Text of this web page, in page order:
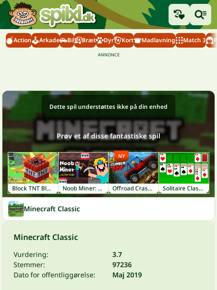
Action Arkade Bil Bræt Dyr Kort Madlavning Match 3
Dette spil understøttes ikke på din enhed
Prøv et af disse fantastiske spil
Block TNT Blast Noob Miner: Escape from Prison Offroad Crash Climber 4X4
NY
Solitaire Classic
Minecraft Classic
Minecraft Classic
Vurdering:
3.7
Stemmer:
97236
Dato for offentliggørelse:
Maj 2019